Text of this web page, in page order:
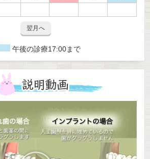
翌月へ
午後の診療17:00まで